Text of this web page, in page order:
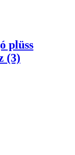
plüss
(3)